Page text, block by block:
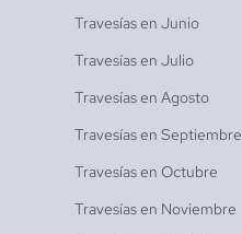
Travesías en Junio
Travesías en Julio
Travesías en Agosto
Travesías en Septiembre
Travesías en Octubre
Travesías en Noviembre